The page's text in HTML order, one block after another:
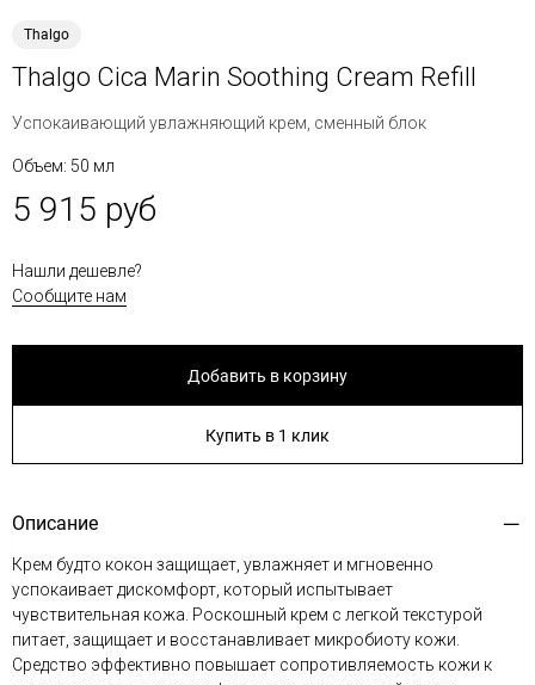
Thalgo
Thalgo Сica Marin Soothing Cream Refill
Успокаивающий увлажняющий крем, сменный блок
Объем: 50 мл
5 915 руб
Нашли дешевле?
Сообщите нам
Добавить в корзину
Купить в 1 клик
Описание
Крем будто кокон защищает, увлажняет и мгновенно
успокаивает дискомфорт, который испытывает
чувствительная кожа. Роскошный крем с легкой текстурой
питает, защищает и восстанавливает микробиоту кожи.
Средство эффективно повышает сопротивляемость кожи к